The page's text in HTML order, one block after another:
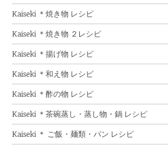
Kaiseki ＊焼き物 レシピ
Kaiseki ＊焼き物 ２レシピ
Kaiseki ＊揚げ物 レシピ
Kaiseki ＊和え物 レシピ
Kaiseki ＊酢の物 レシピ
Kaiseki ＊茶碗蒸し・蒸し物・鍋 レシピ
Kaiseki ＊ ご飯・麺類・パン レシピ